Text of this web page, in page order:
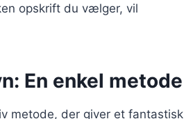
opskrift du vælger, vil
En enkel metode
metode, der giver et fantastisk